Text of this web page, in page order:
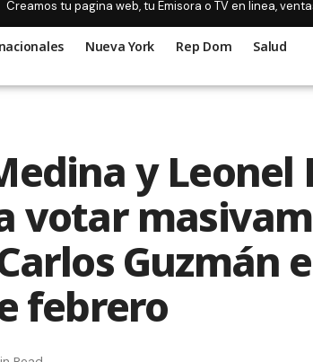
Creamos tu pagina web, tu Emisora o TV en linea,
Nueva York Rep Dom Salud
y Leonel
votar
Guzmán
febrero